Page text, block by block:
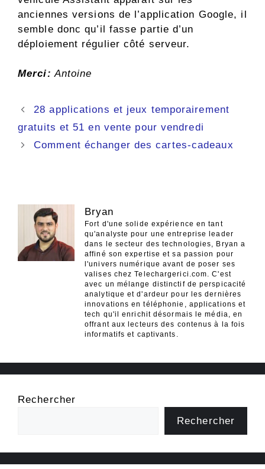
anciennes versions de l’application Google, il
semble donc qu’il fasse partie d’un
déploiement régulier côté serveur.
Merci: Antoine
Navigation
des
28 applications et jeux temporairement
gratuits et 51 en vente pour vendredi
Comment échanger des cartes-cadeaux
Bryan
Fort d'une solide expérience en tant
qu'analyste pour une entreprise leader
dans le secteur des technologies, Bryan a
affiné son expertise et sa passion pour
l'univers numérique avant de poser ses
valises chez Telechargerici.com. C'est
avec un mélange distinctif de perspicacité
analytique et d'ardeur pour les dernières
innovations en téléphonie, applications et
tech qu'il enrichit désormais le média, en
offrant aux lecteurs des contenus à la fois
informatifs et captivants.
Rechercher
Rechercher